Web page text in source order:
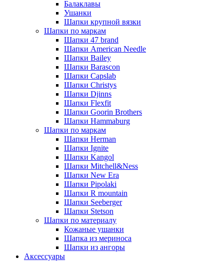
Балаклавы
Ушанки
Шапки крупной вязки
Шапки по маркам
Шапки 47 brand
Шапки American Needle
Шапки Bailey
Шапки Barascon
Шапки Capslab
Шапки Christys
Шапки Djinns
Шапки Flexfit
Шапки Goorin Brothers
Шапки Hammaburg
Шапки по маркам
Шапки Herman
Шапки Ignite
Шапки Kangol
Шапки Mitchell&Ness
Шапки New Era
Шапки Pipolaki
Шапки R mountain
Шапки Seeberger
Шапки Stetson
Шапки по материалу
Кожаные ушанки
Шапка из мериноса
Шапки из ангоры
Аксессуары